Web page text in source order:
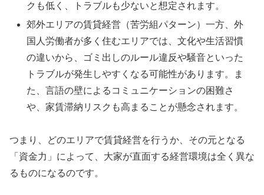
クも低く、トラブルも少ないと想定されます。
郊外エリアの賃貸経営（苦労組パターン）一方、外
国人労働者が多く住むエリアでは、文化や生活習慣
の違いから、ゴミ出しのルール違反や騒音といった
トラブルが発生しやすくなる可能性があります。ま
た、言語の壁によるコミュニケーションの困難さ
や、家賃滞納リスクも高まることが懸念されます。
つまり、どのエリアで賃貸経営を行うか、その元となる
「資金力」によって、大家が直面する経営環境は全く異な
るものになるのです。